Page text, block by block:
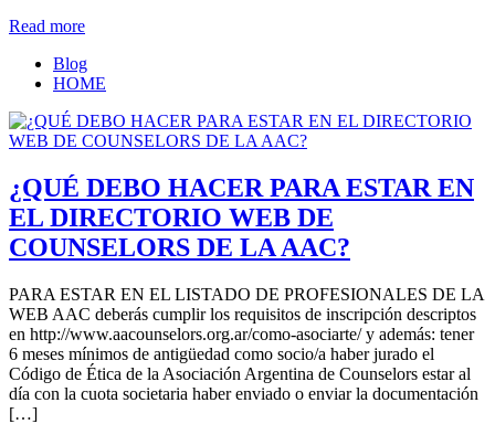
Read more
Blog
HOME
¿QUÉ DEBO HACER PARA ESTAR EN
EL DIRECTORIO WEB DE
COUNSELORS DE LA AAC?
PARA ESTAR EN EL LISTADO DE PROFESIONALES DE LA
WEB AAC deberás cumplir los requisitos de inscripción descriptos
en http://www.aacounselors.org.ar/como-asociarte/ y además: tener
6 meses mínimos de antigüedad como socio/a haber jurado el
Código de Ética de la Asociación Argentina de Counselors estar al
día con la cuota societaria haber enviado o enviar la documentación
[…]